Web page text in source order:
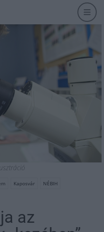
Kaposvár
NÉBIH
az